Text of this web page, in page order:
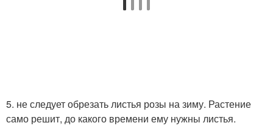
5. не следует обрезать листья розы на зиму. Растение
само решит, до какого времени ему нужны листья.